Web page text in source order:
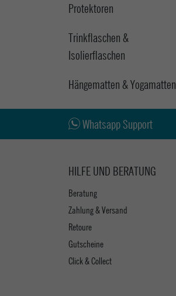
Protektoren
Trinkflaschen &
Isolierflaschen
Hängematten & Yogamatten
Whatsapp Support
HILFE UND BERATUNG
Beratung
Zahlung & Versand
Retoure
Gutscheine
Click & Collect